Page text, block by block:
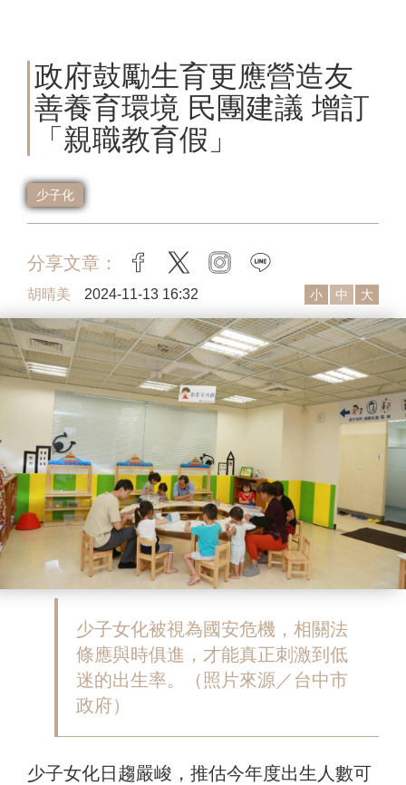
政府鼓勵生育更應營造友
善養育環境 民團建議 增訂
「親職教育假」
少子化
分享文章： facebook
twitter instagram
胡晴美 2024-11-13 16:32 小 中 大
少子女化被視為國安危機，相關法
條應與時俱進，才能真正刺激到低
迷的出生率。（照片來源／台中市
政府）
少子女化日趨嚴峻，推估今年度出生人數可